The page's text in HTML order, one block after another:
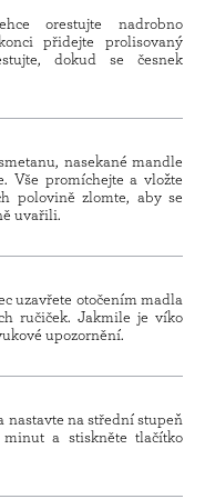
orestujte nadrobno
přidejte prolisovaný
dokud se česnek
nasekané mandle
Vše promíchejte a vložte
polovině zlomte, aby se
uvařili.
uzavřete otočením madla
ručiček. Jakmile je víko
upozornění.
nastavte na střední stupeň
a stiskněte tlačítko